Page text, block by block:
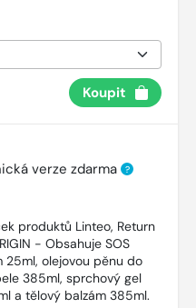
Koupit
verze zdarma ?
produktů Linteo, Return
- Obsahuje SOS
25ml, olejovou pěnu do
385ml, sprchový gel
a tělový balzám 385ml.